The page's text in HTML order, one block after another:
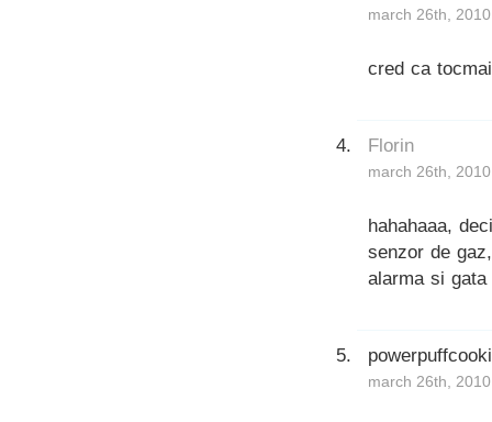
march 26th,
cred ca
Florin
march 26th,
hahahaaa,
senzor de
alarma si
march 26th,